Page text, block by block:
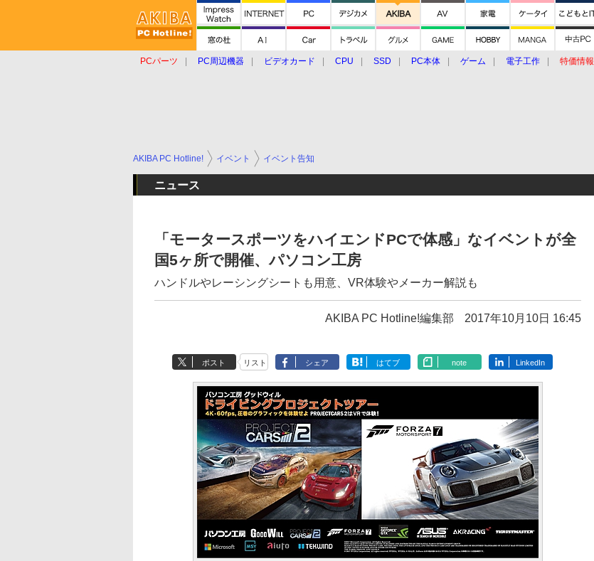
PCパーツ PC周辺機器 ビデオカード CPU SSD PC本体 ゲーム 電子工作 特価情報
AKIBA PC Hotline! イベント イベント告知
ニュース
「モータースポーツをハイエンドPCで体感」なイベントが全
国5ヶ所で開催、パソコン工房
ハンドルやレーシングシートも用意、VR体験やメーカー解説も
AKIBA PC Hotline!編集部 2017年10月10日 16:45
ポスト リスト シェア はてブ note LinkedIn